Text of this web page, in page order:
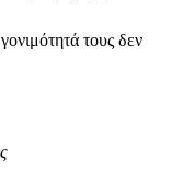
τους δεν